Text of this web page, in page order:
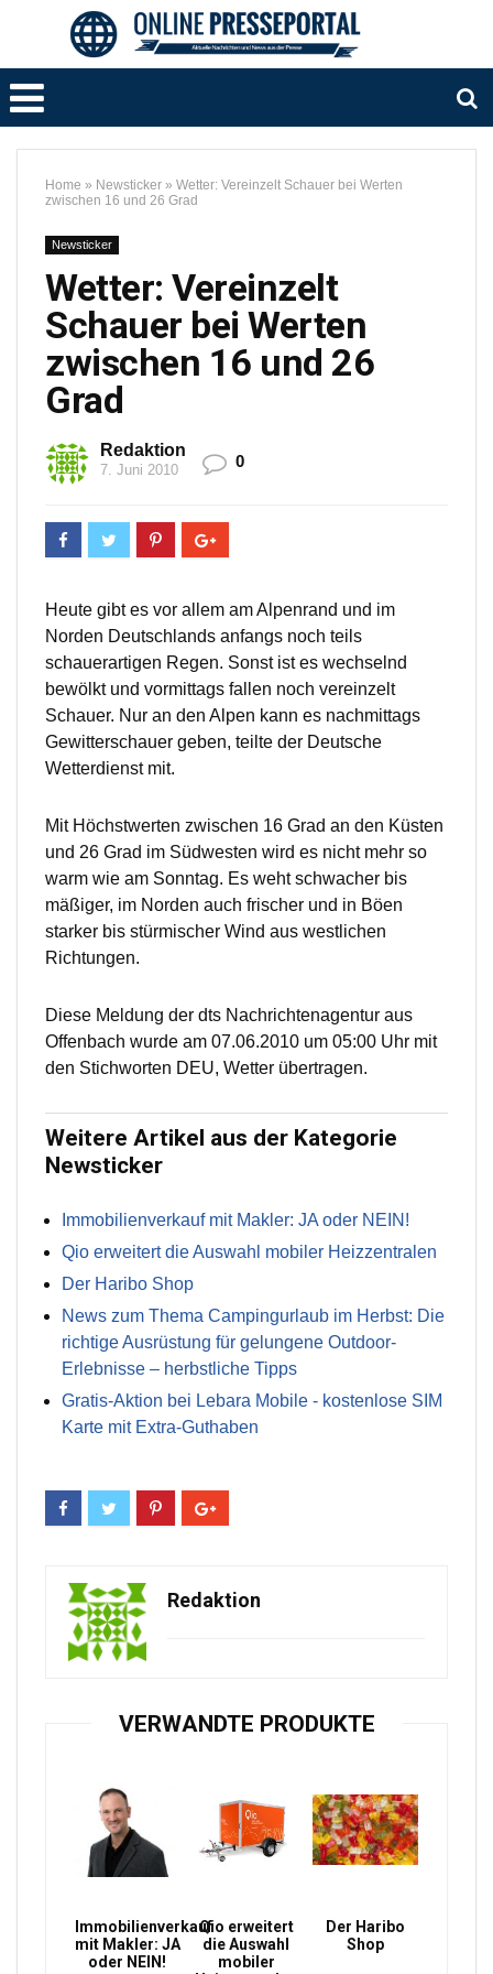
Home » Newsticker » Wetter: Vereinzelt Schauer bei Werten
zwischen 16 und 26 Grad
Newsticker
Wetter: Vereinzelt
Schauer bei Werten
zwischen 16 und 26
Grad
Redaktion
7. Juni 2010 0
Heute gibt es vor allem am Alpenrand und im
Norden Deutschlands anfangs noch teils
schauerartigen Regen. Sonst ist es wechselnd
bewölkt und vormittags fallen noch vereinzelt
Schauer. Nur an den Alpen kann es nachmittags
Gewitterschauer geben, teilte der Deutsche
Wetterdienst mit.
Mit Höchstwerten zwischen 16 Grad an den Küsten
und 26 Grad im Südwesten wird es nicht mehr so
warm wie am Sonntag. Es weht schwacher bis
mäßiger, im Norden auch frischer und in Böen
starker bis stürmischer Wind aus westlichen
Richtungen.
Diese Meldung der dts Nachrichtenagentur aus
Offenbach wurde am 07.06.2010 um 05:00 Uhr mit
den Stichworten DEU, Wetter übertragen.
Weitere Artikel aus der Kategorie
Newsticker
Immobilienverkauf mit Makler: JA oder NEIN!
Qio erweitert die Auswahl mobiler Heizzentralen
Der Haribo Shop
News zum Thema Campingurlaub im Herbst: Die
richtige Ausrüstung für gelungene Outdoor-
Erlebnisse – herbstliche Tipps
Gratis-Aktion bei Lebara Mobile - kostenlose SIM
Karte mit Extra-Guthaben
Redaktion
VERWANDTE PRODUKTE
Immobilienverkauf
mit Makler: JA
oder NEIN!
Qio erweitert
die Auswahl
mobiler
Der Haribo
Shop